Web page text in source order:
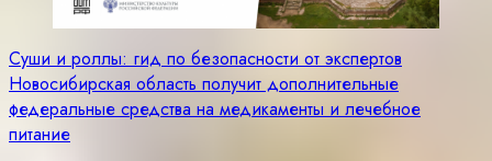
Навигация
по
записям
Суши и роллы: гид по безопасности от экспертов
Новосибирская область получит дополнительные
федеральные средства на медикаменты и лечебное
питание